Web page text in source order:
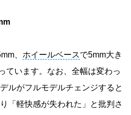
、 ホイールベースで5mm大き
ています。なお、全幅は変わっ
ルがフルモデルチェンジすると
「軽快感が失われた」と批判さ